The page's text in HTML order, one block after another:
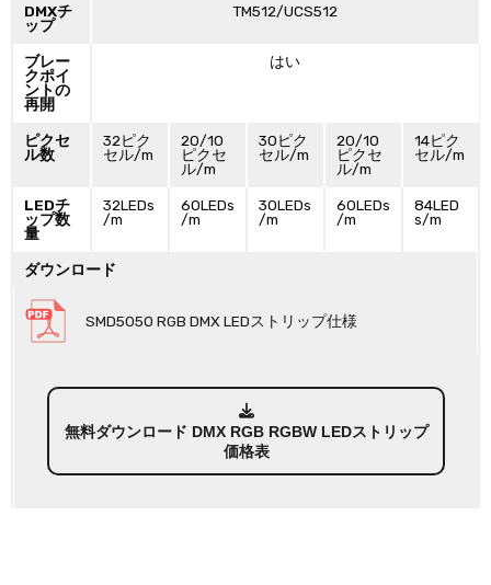
DMXチ
ップ
TM512/UCS512
ブレー
クポイ
ントの
再開
はい
ピクセ
ル数
32ピク
セル/m
20/10
ピクセ
ル/m
30ピク
セル/m
20/10
ピクセ
ル/m
14ピク
セル/m
LEDチ
ップ数
量
32LEDs
/m
60LEDs
/m
30LEDs
/m
60LEDs
/m
84LED
s/m
ダウンロード
SMD5050 RGB DMX LEDストリップ仕様
無料ダウンロード DMX RGB RGBW LEDストリップ
価格表